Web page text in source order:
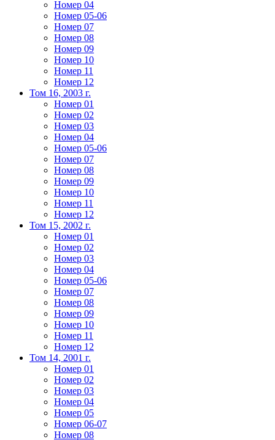
Номер 04
Номер 05-06
Номер 07
Номер 08
Номер 09
Номер 10
Номер 11
Номер 12
Том 16, 2003 г.
Номер 01
Номер 02
Номер 03
Номер 04
Номер 05-06
Номер 07
Номер 08
Номер 09
Номер 10
Номер 11
Номер 12
Том 15, 2002 г.
Номер 01
Номер 02
Номер 03
Номер 04
Номер 05-06
Номер 07
Номер 08
Номер 09
Номер 10
Номер 11
Номер 12
Том 14, 2001 г.
Номер 01
Номер 02
Номер 03
Номер 04
Номер 05
Номер 06-07
Номер 08